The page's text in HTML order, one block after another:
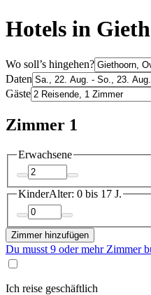
Hotels in
Wo soll’s hingehen?
Daten
Gäste
Zimmer 1
Erwachsene
KinderAlter: 0 bis 17 J.
Zimmer hinzufügen
Du musst 9 oder mehr Zimmer
Ich reise geschäftlich